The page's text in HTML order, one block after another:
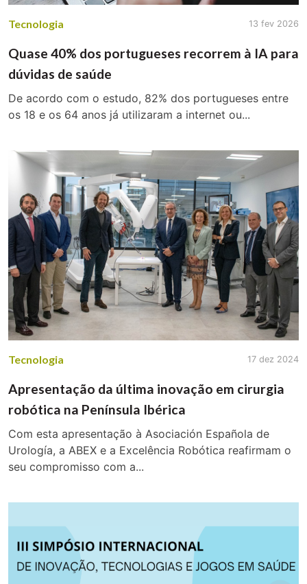
Tecnologia 13 fev 2026
Quase 40% dos portugueses recorrem à IA para
dúvidas de saúde
De acordo com o estudo, 82% dos portugueses entre
os 18 e os 64 anos já utilizaram a internet ou...
Tecnologia 17 dez 2024
Apresentação da última inovação em cirurgia
robótica na Península Ibérica
Com esta apresentação à Asociación Española de
Urología, a ABEX e a Excelência Robótica reafirmam o
seu compromisso com a...